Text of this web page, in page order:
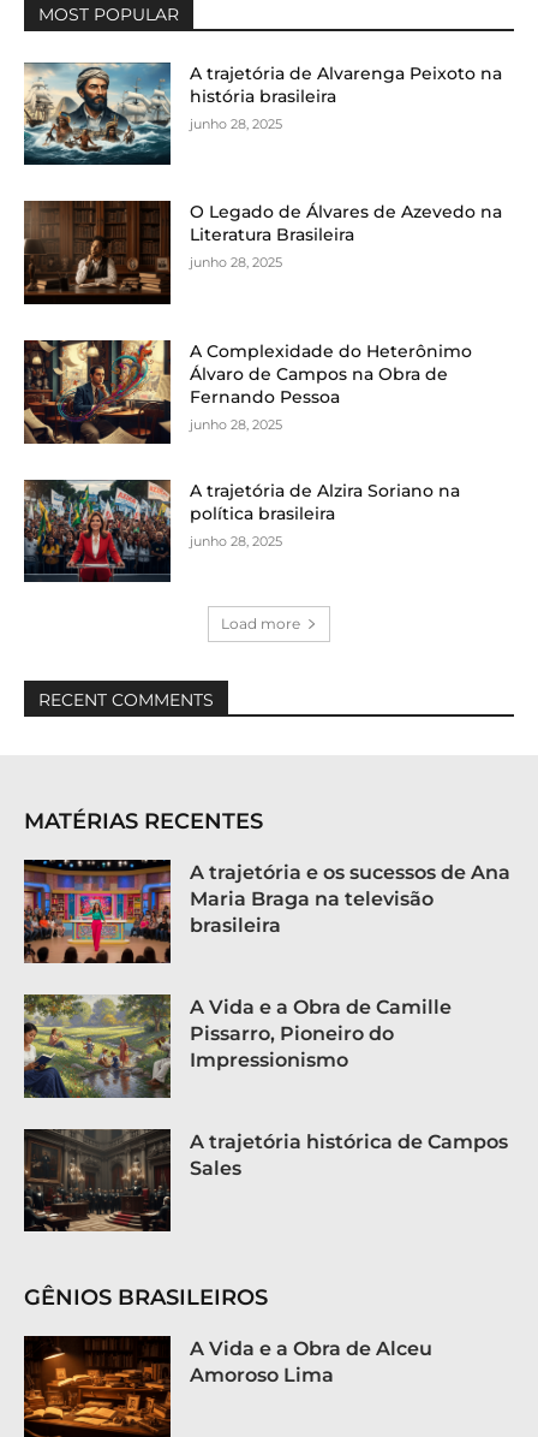
MOST POPULAR
A trajetória de Alvarenga Peixoto na
história brasileira
junho 28, 2025
O Legado de Álvares de Azevedo na
Literatura Brasileira
junho 28, 2025
A Complexidade do Heterônimo
Álvaro de Campos na Obra de
Fernando Pessoa
junho 28, 2025
A trajetória de Alzira Soriano na
política brasileira
junho 28, 2025
Load more
RECENT COMMENTS
MATÉRIAS RECENTES
A trajetória e os sucessos de Ana
Maria Braga na televisão
brasileira
A Vida e a Obra de Camille
Pissarro, Pioneiro do
Impressionismo
A trajetória histórica de Campos
Sales
GÊNIOS BRASILEIROS
A Vida e a Obra de Alceu
Amoroso Lima